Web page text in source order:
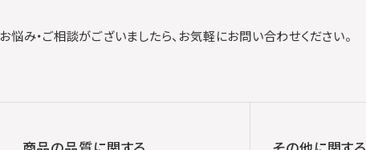
お悩み・ご相談がございましたら、お気軽にお問い合わせください。